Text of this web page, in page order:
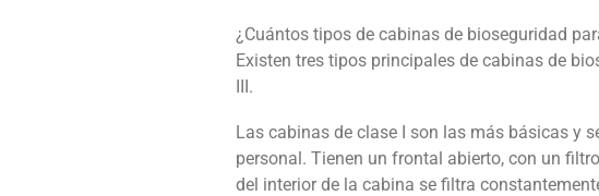
¿Cuántos tipos de cabinas de bioseguridad
Existen tres tipos principales de cabinas de
III.
Las cabinas de clase I son las más básicas y
personal. Tienen un frontal abierto, con un
del interior de la cabina se filtra